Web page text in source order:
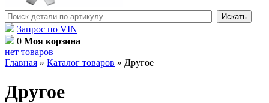
Запрос по VIN
0 Моя корзина
нет товаров
Главная » Каталог товаров » Другое
Другое